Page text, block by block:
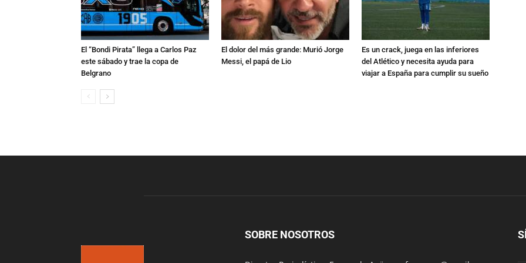
El “Bondi Pirata” llega a Carlos Paz
este sábado y trae la copa de
Belgrano
El dolor del más grande: Murió Jorge
Messi, el papá de Lio
Es un crack, juega en las inferiores
del Atlético y necesita ayuda para
viajar a España para cumplir su sueño
SOBRE NOSOTROS